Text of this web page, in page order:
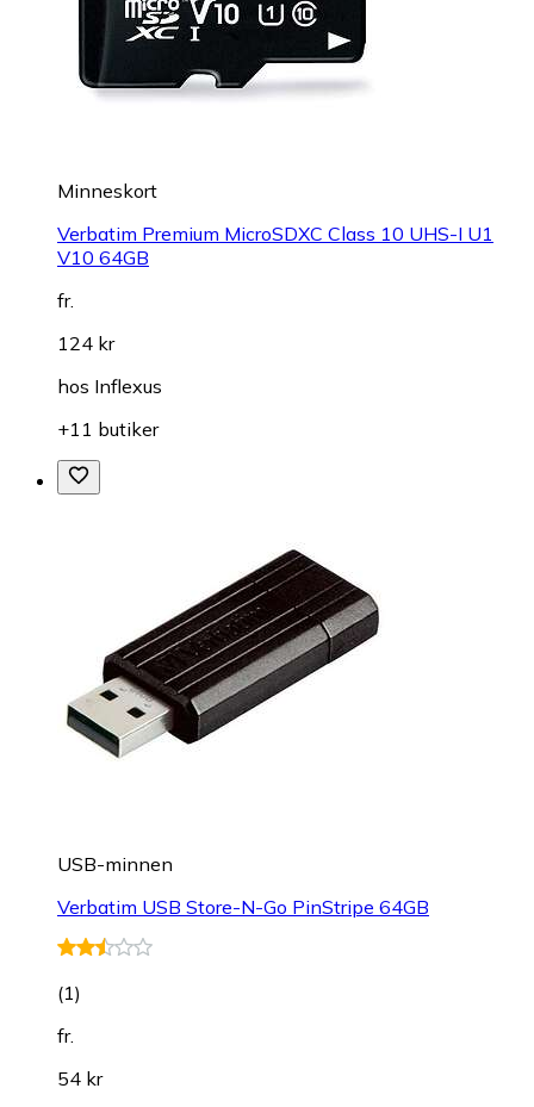
Minneskort
Verbatim Premium MicroSDXC Class 10 UHS-I U1
V10 64GB
fr.
124 kr
hos Inflexus
+11 butiker
USB-minnen
Verbatim USB Store-N-Go PinStripe 64GB
(1)
fr.
54 kr